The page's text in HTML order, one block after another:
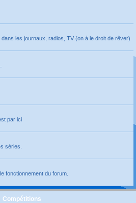
les journaux, radios, TV (on à le droit de rêver)
par ici
séries.
fonctionnement du forum.
Compétitions